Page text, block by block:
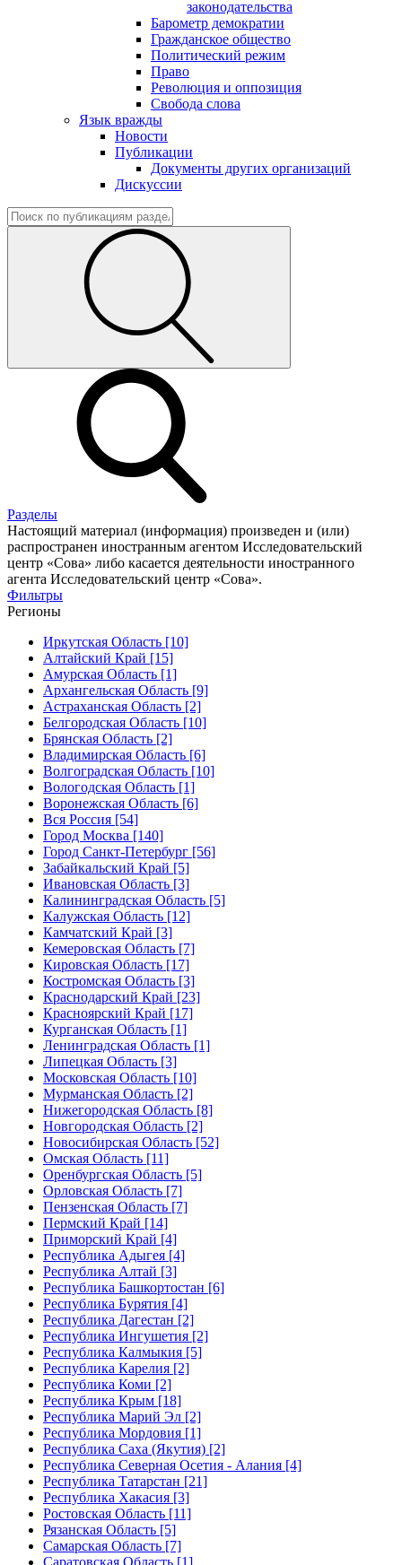
законодательства
Барометр демократии
Гражданское общество
Политический режим
Право
Революция и оппозиция
Свобода слова
Язык вражды
Новости
Публикации
Документы других организаций
Дискуссии
Разделы
Настоящий материал (информация) произведен и (или)
распространен иностранным агентом Исследовательский
центр «Сова» либо касается деятельности иностранного
агента Исследовательский центр «Сова».
Фильтры
Регионы
Иркутская Область [10]
Алтайский Край [15]
Амурская Область [1]
Архангельская Область [9]
Астраханская Область [2]
Белгородская Область [10]
Брянская Область [2]
Владимирская Область [6]
Волгоградская Область [10]
Вологодская Область [1]
Воронежская Область [6]
Вся Россия [54]
Город Москва [140]
Город Санкт-Петербург [56]
Забайкальский Край [5]
Ивановская Область [3]
Калининградская Область [5]
Калужская Область [12]
Камчатский Край [3]
Кемеровская Область [7]
Кировская Область [17]
Костромская Область [3]
Краснодарский Край [23]
Красноярский Край [17]
Курганская Область [1]
Ленинградская Область [1]
Липецкая Область [3]
Московская Область [10]
Мурманская Область [2]
Нижегородская Область [8]
Новгородская Область [2]
Новосибирская Область [52]
Омская Область [11]
Оренбургская Область [5]
Орловская Область [7]
Пензенская Область [7]
Пермский Край [14]
Приморский Край [4]
Республика Адыгея [4]
Республика Алтай [3]
Республика Башкортостан [6]
Республика Бурятия [4]
Республика Дагестан [2]
Республика Ингушетия [2]
Республика Калмыкия [5]
Республика Карелия [2]
Республика Коми [2]
Республика Крым [18]
Республика Марий Эл [2]
Республика Мордовия [1]
Республика Саха (Якутия) [2]
Республика Северная Осетия - Алания [4]
Республика Татарстан [21]
Республика Хакасия [3]
Ростовская Область [11]
Рязанская Область [5]
Самарская Область [7]
Саратовская Область [1]